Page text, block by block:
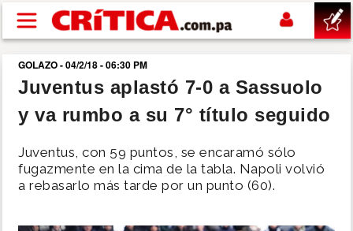
Pasar al contenido principal
buscar
SUCESOS
NACIONAL
GOLAZO - 04/2/18 - 06:30 PM
Juventus aplastó 7-0 a Sassuolo
y va rumbo a su 7° título seguido
Juventus, con 59 puntos, se encaramó sólo
fugazmente en la cima de la tabla. Napoli volvió
a rebasarlo más tarde por un punto (60).